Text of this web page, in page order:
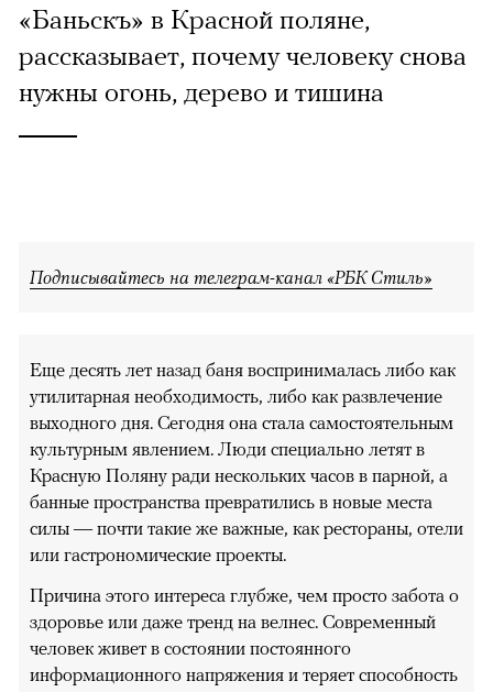
«‎Баньскъ»‎ в Красной поляне,
рассказывает, почему человеку снова
нужны огонь, дерево и тишина
Подписывайтесь на телеграм-канал «РБК Стиль»
Еще десять лет назад баня воспринималась либо как
утилитарная необходимость, либо как развлечение
выходного дня. Сегодня она стала самостоятельным
культурным явлением. Люди специально летят в
Красную Поляну ради нескольких часов в парной, а
банные пространства превратились в новые места
силы — почти такие же важные, как рестораны, отели
или гастрономические проекты.
Причина этого интереса глубже, чем просто забота о
здоровье или даже тренд на велнес. Современный
человек живет в состоянии постоянного
информационного напряжения и теряет способность